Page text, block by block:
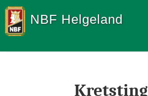
NBF Helgeland
Kretsting